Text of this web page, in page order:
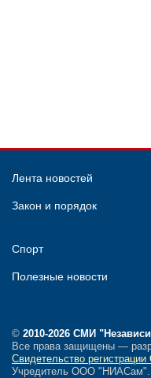
Лента новостей
Закон и порядок
Спорт
Полезные новости
© 2010-2026 СМИ
Все права защищены —
Свидетельство
Учредитель ООО "НИАСам".